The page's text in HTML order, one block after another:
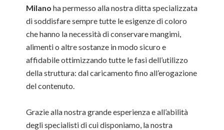
Milano ha permesso alla nostra ditta specializzata
di soddisfare sempre tutte le esigenze di coloro
che hanno la necessità di conservare mangimi,
alimenti o altre sostanze in modo sicuro e
affidabile ottimizzando tutte le fasi dell’utilizzo
della struttura: dal caricamento fino all’erogazione
del contenuto.
Grazie alla nostra grande esperienza e all’abilità
degli specialisti di cui disponiamo, la nostra